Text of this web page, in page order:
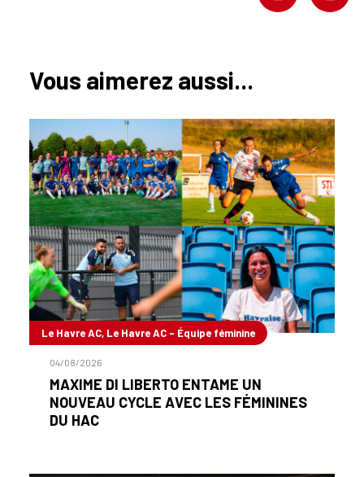
Vous aimerez aussi...
Le Havre AC, Le Havre AC - Équipe féminine
04/08/2026
MAXIME DI LIBERTO ENTAME UN
NOUVEAU CYCLE AVEC LES FÉMININES
DU HAC